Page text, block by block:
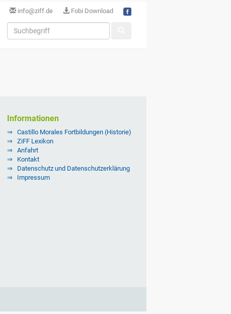
info@ziff.de Fobi Download
Informationen
Castillo Morales Fortbildungen (Historie)
ZiFF Lexikon
Anfahrt
Kontakt
Datenschutz und Datenschutzerklärung
Impressum